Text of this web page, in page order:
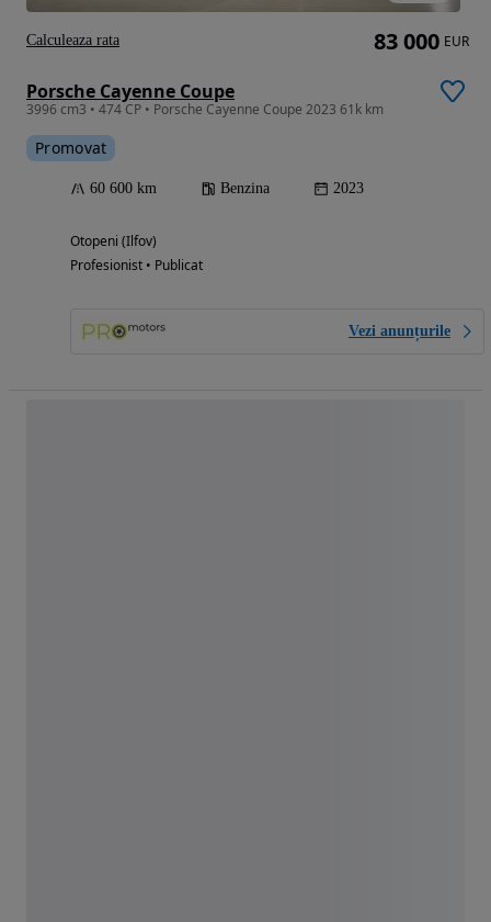
Porsche Cayenne Coupe
3996 cm3 • 474 CP • Porsche Cayenne Coupe 2023 61k km
Promovat
60 600 km Benzina 2023
Otopeni (Ilfov)
Profesionist • Publicat
Vezi anunțurile
83 000 EUR
Calculeaza rata